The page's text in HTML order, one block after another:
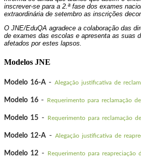
inscrever-se para a 2.ª fase dos exames
extraordinária de setembro as inscrições
O JNE/EduQA agradece a colaboração das
de exames das escolas e apresenta as suas
afetados por estes lapsos.
Modelos JNE
Modelo 16-A - Alegação justificativa de
Modelo 16 - Requerimento para reclamação
Modelo 15 - Requerimento para reclamação
Modelo 12-A - Alegação justificativa de
Modelo 12 - Requerimento para reapreciação